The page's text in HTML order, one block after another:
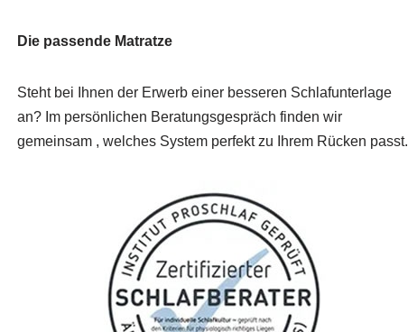
Die passende Matratze
Steht bei Ihnen der Erwerb einer besseren Schlafunterlage
an? Im persönlichen Beratungsgespräch finden wir
gemeinsam , welches System perfekt zu Ihrem Rücken passt.